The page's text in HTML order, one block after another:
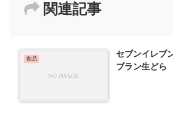
関連記事
食品
セブンイレブ
ブラン生どら